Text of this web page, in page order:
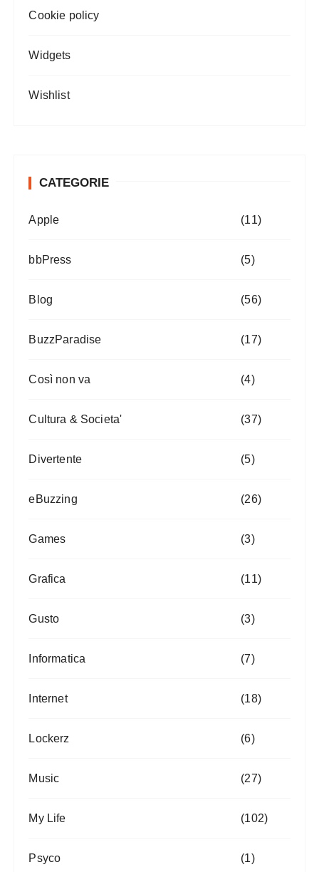
Cookie policy
Widgets
Wishlist
CATEGORIE
Apple (11)
bbPress (5)
Blog (56)
BuzzParadise (17)
Così non va (4)
Cultura & Societa' (37)
Divertente (5)
eBuzzing (26)
Games (3)
Grafica (11)
Gusto (3)
Informatica (7)
Internet (18)
Lockerz (6)
Music (27)
My Life (102)
Psyco (1)